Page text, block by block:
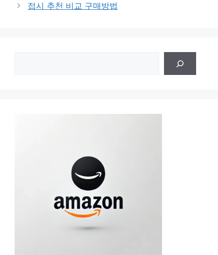
리
접시 추천 비교 구매방법